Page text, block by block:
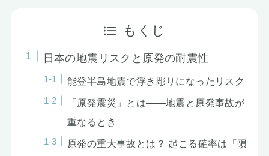
もくじ
日本の地震リスクと原発の耐震性
能登半島地震で浮き彫りになったリスク
「原発震災」とは――地震と原発事故が
重なるとき
原発の重大事故とは？ 起こる確率は「隕